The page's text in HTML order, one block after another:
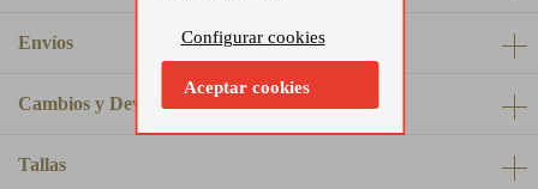
Envíos
Cambios y Devoluciones
Tallas
Configurar cookies
Aceptar cookies